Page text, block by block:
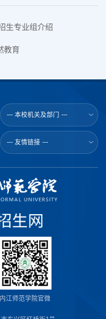
生专业组介绍
教育
--- 本校机关及部门 ---
--- 友情链接 ---
内江师范学院官微